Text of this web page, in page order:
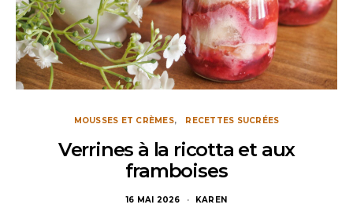
MOUSSES ET CRÈMES RECETTES SUCRÉES
Verrines à la ricotta et aux
framboises
16 MAI 2026 KAREN